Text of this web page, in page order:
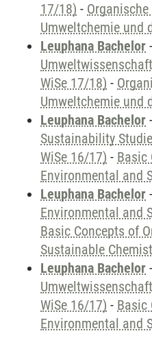
17/18) -
Umweltchemie und
Leuphana Bachelor -
WiSe 17/18) -
Umweltchemie und
Leuphana Bachelor -
Sustainability
WiSe 16/17) - Basic
Environmental and
Leuphana Bachelor -
Environmental and
Basic Concepts of
Sustainable
Leuphana Bachelor -
WiSe 16/17) - Basic
Environmental and